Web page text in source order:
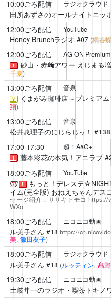
10:00ごろ配信 ラジオクラウド
田所あずさのオールナイトニッ
12:00ごろ配信 YouTube
Honey Brunchラジオ #07 (桐谷
12:00ごろ配信 AG-ON Premium
！ 砂山・赤﨑アワー えじまる
千夏)
13:00ごろ配信 音泉
￥ くまがみ珈琲店～プレミア
翔)
13:00ごろ配信 音泉
松井恵理子のにじらじっ！ #138
17:00-17:30 超！A&G+
！ 藤本彩花の本気！アニラブ
18:00ごろ配信 YouTube
！ もっと！デレステ
イム(完全版) おねえちゃんデス
セージ紹介：ササキトモコ https://
WXo
18:00ごろ配信 ニコニコ動画
ル美子さん #18 https://
美, 飯田友子)
18:00ごろ配信 ラジオクラウド
ル美子さん #18 (ルゥティン, 髙
19:30ごろ配信 ニコニコ動画
土岐隼一のラジオ・喫茶トキノ